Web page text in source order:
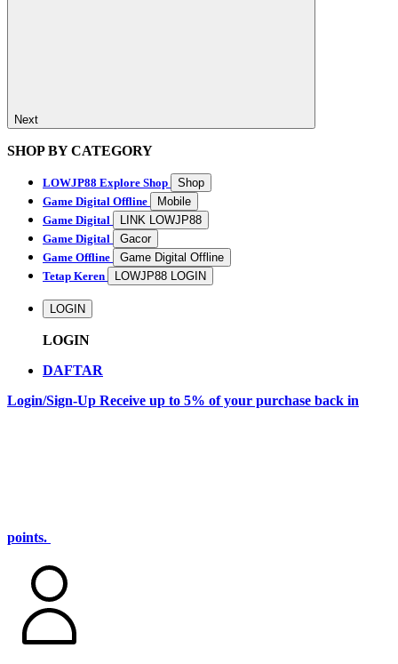
Next
SHOP BY CATEGORY
LOWJP88 Explore Shop
Shop
Game Digital Offline
Mobile
Game Digital
LINK LOWJP88
Game Digital
Gacor
Game Offline
Game Digital Offline
Tetap Keren
LOWJP88 LOGIN
LOGIN
LOGIN
DAFTAR
Login/Sign-Up Receive up to 5% of your purchase back in
points.